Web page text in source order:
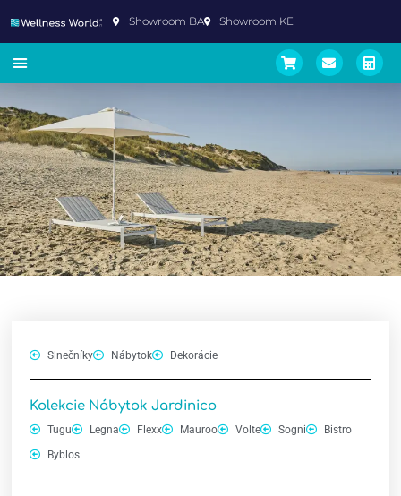
Showroom BA Showroom KE
Slnečníky Nábytok Dekorácie
Kolekcie Nábytok Jardinico
Tugu Legna Flexx Mauroo Volte Sogni
Bistro
Byblos